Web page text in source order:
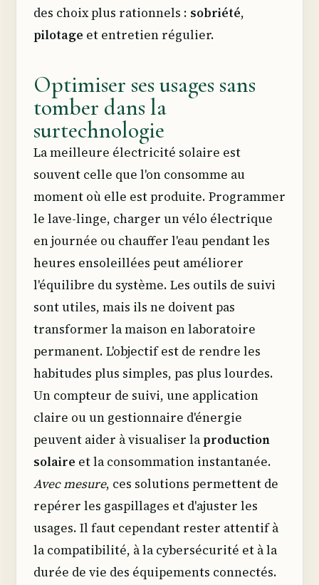
des choix plus rationnels : sobriété,
pilotage et entretien régulier.
Optimiser ses usages sans
tomber dans la
surtechnologie
La meilleure électricité solaire est
souvent celle que l'on consomme au
moment où elle est produite. Programmer
le lave-linge, charger un vélo électrique
en journée ou chauffer l'eau pendant les
heures ensoleillées peut améliorer
l'équilibre du système. Les outils de suivi
sont utiles, mais ils ne doivent pas
transformer la maison en laboratoire
permanent. L'objectif est de rendre les
habitudes plus simples, pas plus lourdes.
Un compteur de suivi, une application
claire ou un gestionnaire d'énergie
peuvent aider à visualiser laproduction
solaire et la consommation instantanée.
Avec mesure, ces solutions permettent de
repérer les gaspillages et d'ajuster les
usages. Il faut cependant rester attentif à
la compatibilité, à la cybersécurité et à la
durée de vie des équipements connectés.